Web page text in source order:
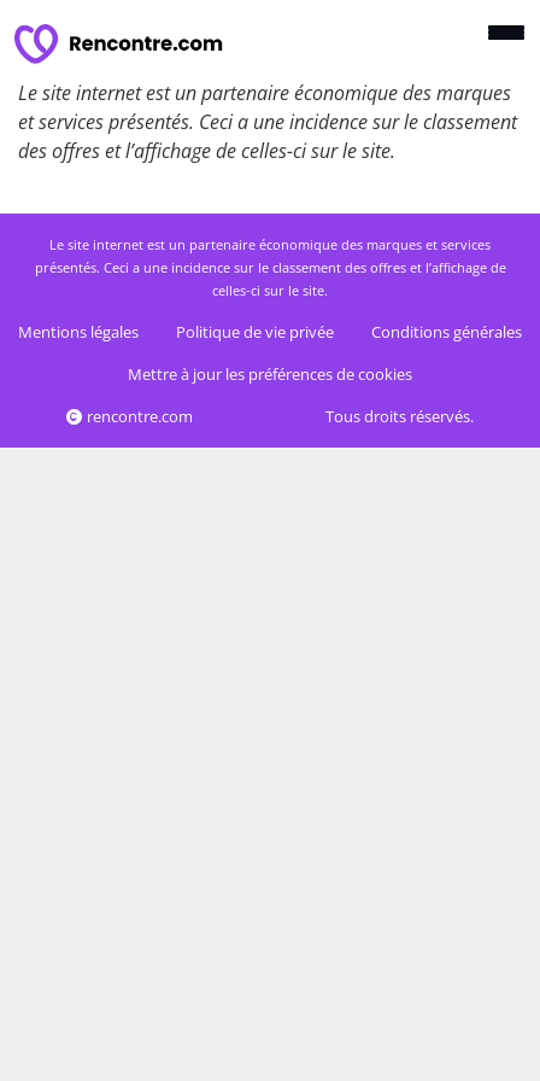
Le site internet est un partenaire économique des marques
et services présentés. Ceci a une incidence sur le classement
des offres et l’affichage de celles-ci sur le site.
Le site internet est un partenaire économique des marques et services
présentés. Ceci a une incidence sur le classement des offres et l’affichage de
celles-ci sur le site.
Mentions légales Politique de vie privée
Conditions générales
Mettre à jour les préférences de cookies
rencontre.com
Tous droits réservés.